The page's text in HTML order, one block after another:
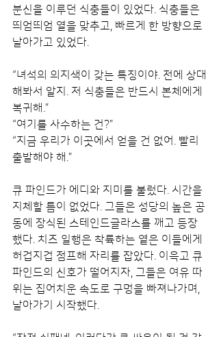
분신을 이루던 식충들이 있었다. 식충들은
띄엄띄엄 열을 맞추고, 빠르게 한 방향으로
날아가고 있었다.
“녀석의 의지색이 갖는 특징이야. 전에 상대
해봐서 알지. 저 식충들은 반드시 본체에게
복귀해.”
“여기를 사수하는 건?”
“지금 우리가 이곳에서 얻을 건 없어. 빨리
출발해야 해.”
큐 파인드가 에디와 지미를 불렀다. 시간을
지체할 틈이 없었다. 그들은 성당의 높은 공
동에 장식된 스테인드글라스를 깨고 등장
했다. 치즈 일행은 착륙하는 옅은 이들에게
허겁지겁 점프해 자리를 잡았다. 이윽고 큐
파인드의 신호가 떨어지자, 그들은 여유 따
위는 집어치운 속도로 구멍을 빠져나가며,
날아가기 시작했다.